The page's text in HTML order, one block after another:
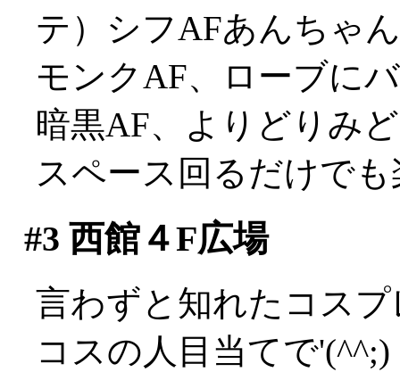
テ）シフAFあんちゃ
モンクAF、ローブに
暗黒AF、よりどりみ
スペース回るだけで
#3 西館４F広場
言わずと知れたコス
コスの人目当てで'(^^;)